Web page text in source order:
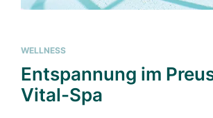
WELLNESS
Entspannung im
Vital-Spa